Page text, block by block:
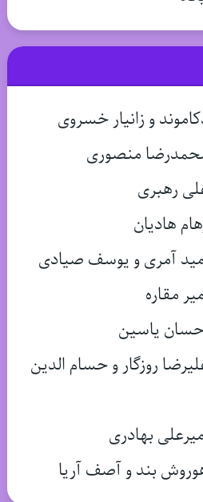
و زانیار خسروی
منصوری
رهبری
هادیان
آمری و یوسف صیادی
مقاره
یاسین
روزگار و حسام الدین
بهادری
بند و آصف آریا